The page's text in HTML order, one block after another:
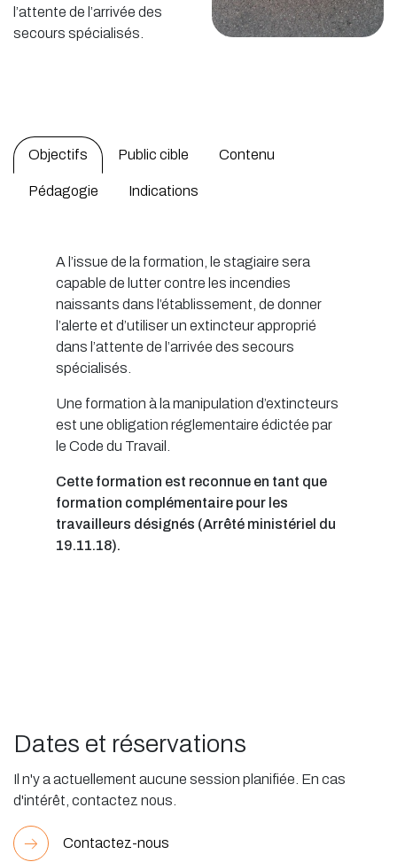
l’attente de l’arrivée des
secours spécialisés.
Objectifs Public cible Contenu
Pédagogie Indications
A l’issue de la formation, le stagiaire sera
capable de lutter contre les incendies
naissants dans l’établissement, de donner
l’alerte et d’utiliser un extincteur approprié
dans l’attente de l’arrivée des secours
spécialisés.
Une formation à la manipulation d’extincteurs
est une obligation réglementaire édictée par
le Code du Travail.
Cette formation est reconnue en tant que
formation complémentaire pour les
travailleurs désignés (Arrêté ministériel du
19.11.18).
Dates et réservations
Il n'y a actuellement aucune session planifiée. En cas
d'intérêt, contactez nous.
Contactez-nous